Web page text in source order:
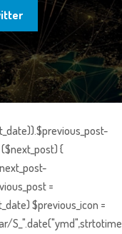
{
=
$previous_icon =